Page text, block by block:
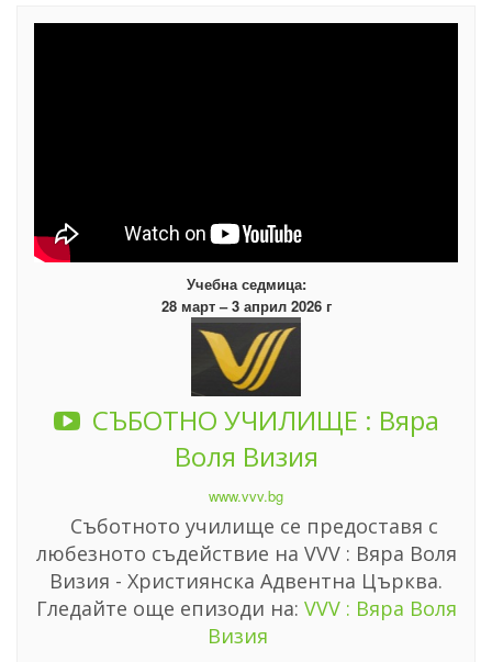
Учебна седмица:
28 март – 3 април 2026 г
СЪБОТНО УЧИЛИЩЕ : Вяра
Воля Визия
www.vvv.bg
Съботното училище се предоставя с
любезното съдействие на VVV : Вяра Воля
Визия - Християнска Адвентна Църква.
Гледайте още епизоди на: VVV : Вяра Воля
Визия